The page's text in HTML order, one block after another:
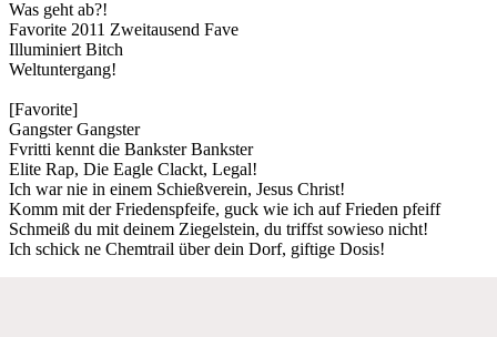
Was geht ab?!
Favorite 2011 Zweitausend Fave
Illuminiert Bitch
Weltuntergang!
[Favorite]
Gangster Gangster
Fvritti kennt die Bankster Bankster
Elite Rap, Die Eagle Clackt, Legal!
Ich war nie in einem Schießverein, Jesus Christ!
Komm mit der Friedenspfeife, guck wie ich auf Frieden pfeiff
Schmeiß du mit deinem Ziegelstein, du triffst sowieso nicht!
Ich schick ne Chemtrail über dein Dorf, giftige Dosis!